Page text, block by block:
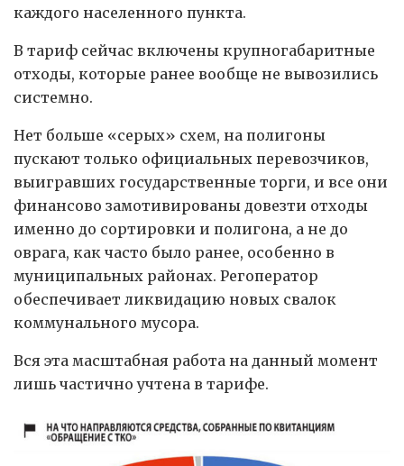
каждого населенного пункта.
В тариф сейчас включены крупногабаритные
отходы, которые ранее вообще не вывозились
системно.
Нет больше «серых» схем, на полигоны
пускают только официальных перевозчиков,
выигравших государственные торги, и все они
финансово замотивированы довезти отходы
именно до сортировки и полигона, а не до
оврага, как часто было ранее, особенно в
муниципальных районах. Регоператор
обеспечивает ликвидацию новых свалок
коммунального мусора.
Вся эта масштабная работа на данный момент
лишь частично учтена в тарифе.